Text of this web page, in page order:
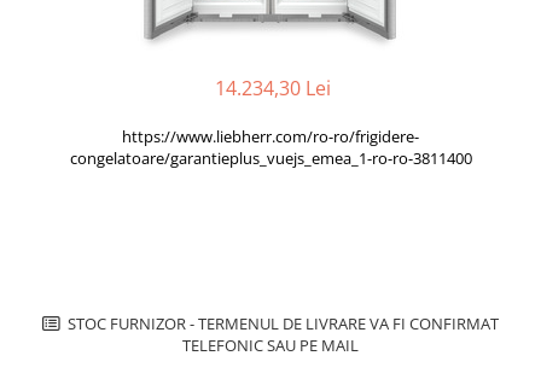
Cuptoare cu microunde
Hote cu montare pe colt
Hote rustice
Complet incorporabile
Masini de spalat rufe cu uscator
Vitrine frigorifice si minibaruri
Pachete chiuvete si baterii
14.234,30 Lei
https://www.liebherr.com/ro-ro/frigidere-
congelatoare/garantieplus_vuejs_emea_1-ro-ro-3811400
STOC FURNIZOR - TERMENUL DE LIVRARE VA FI CONFIRMAT
TELEFONIC SAU PE MAIL